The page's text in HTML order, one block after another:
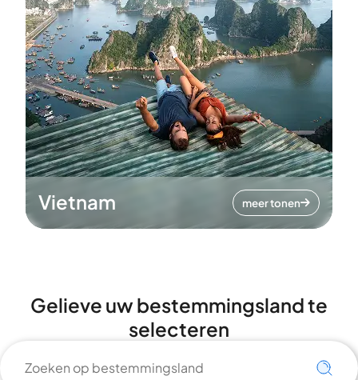
Vietnam meer tonen
Gelieve uw bestemmingsland te
selecteren